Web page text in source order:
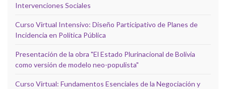
Intervenciones Sociales
Curso Virtual Intensivo: Diseño Participativo de Planes de
Incidencia en Política Pública
Presentación de la obra "El Estado Plurinacional de Bolivia
como versión de modelo neo-populista"
Curso Virtual: Fundamentos Esenciales de la Negociación y